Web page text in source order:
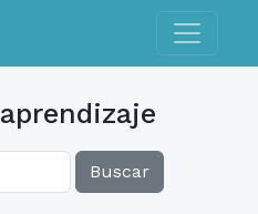
Toggle
aprendizaje
Buscar